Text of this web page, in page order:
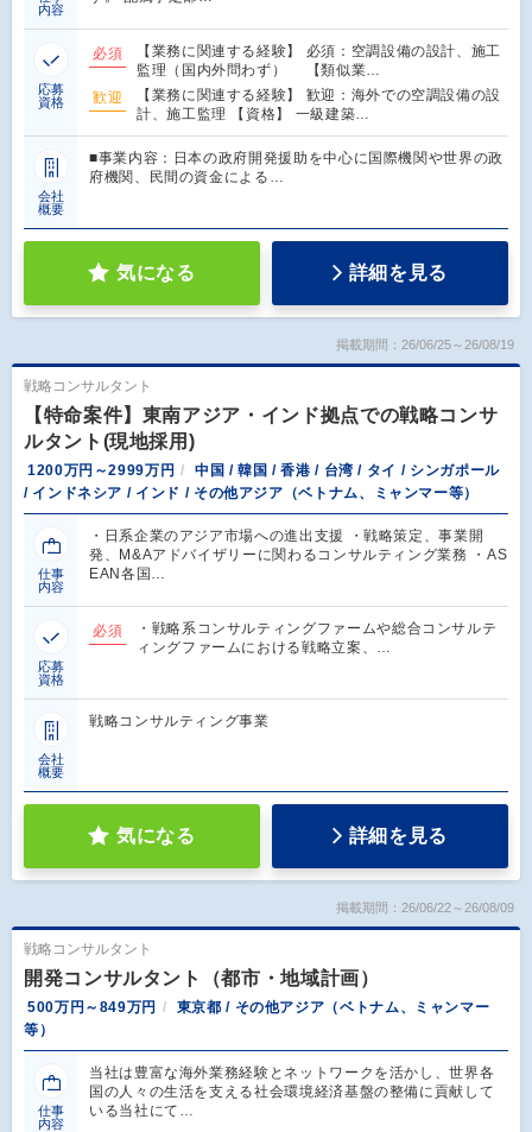
内容
応募
資格
必須
【業務に関連する経験】 必須：空調設備の設計、施工
監理（国内外問わず） 【類似業…
歓迎
【業務に関連する経験】 歓迎：海外での空調設備の設
計、施工監理 【資格】 一級建築…
会社
概要
■事業内容：日本の政府開発援助を中心に国際機関や世界の政
府機関、民間の資金による…
気になる 詳細を見る
掲載期間：26/06/25～26/08/19
戦略コンサルタント
【特命案件】東南アジア・インド拠点での戦略コンサ
ルタント(現地採用)
1200万円～2999万円
中国 / 韓国 / 香港 / 台湾 / タイ / シンガポール
/ インドネシア / インド / その他アジア（ベトナム、ミャンマー等）
仕事
内容
・日系企業のアジア市場への進出支援 ・戦略策定、事業開
発、M&Aアドバイザリーに関わるコンサルティング業務 ・AS
EAN各国…
応募
資格
必須
・戦略系コンサルティングファームや総合コンサルテ
ィングファームにおける戦略立案、…
会社
概要
戦略コンサルティング事業
気になる 詳細を見る
掲載期間：26/06/22～26/08/09
戦略コンサルタント
開発コンサルタント（都市・地域計画）
500万円～849万円
東京都 / その他アジア（ベトナム、ミャンマー
等）
仕事
内容
当社は豊富な海外業務経験とネットワークを活かし、世界各
国の人々の生活を支える社会環境経済基盤の整備に貢献して
いる当社にて…